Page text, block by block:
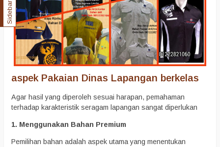
aspek Pakaian Dinas Lapangan berkelas
Agar hasil yang diperoleh sesuai harapan, pemahaman
terhadap karakteristik seragam lapangan sangat diperlukan
1. Menggunakan Bahan Premium
Pemilihan bahan adalah aspek utama yang menentukan
Sidebar